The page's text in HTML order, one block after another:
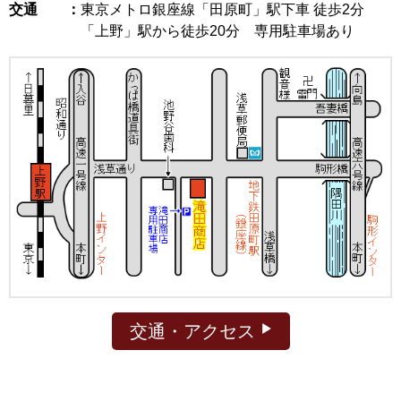
交通 ： 東京メトロ銀座線「田原町」駅下車 徒歩2分
「上野」駅から徒歩20分 専用駐車場あり
交通・アクセス